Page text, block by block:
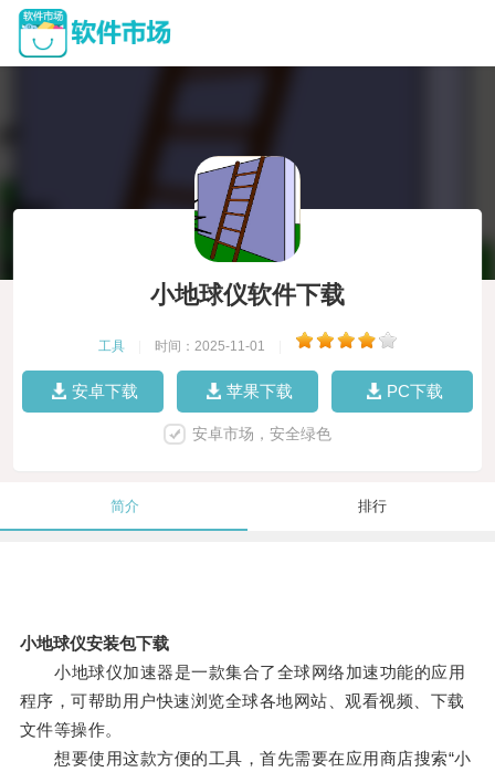
小地球仪软件下载
工具 时间：2025-11-01
安卓下载 苹果下载 PC下载
安卓市场，安全绿色
简介 排行
小地球仪安装包下载
小地球仪加速器是一款集合了全球网络加速功能的应用
程序，可帮助用户快速浏览全球各地网站、观看视频、下载
文件等操作。
想要使用这款方便的工具，首先需要在应用商店搜索“小